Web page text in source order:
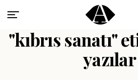
"kıbrıs sanatı"
yazılar